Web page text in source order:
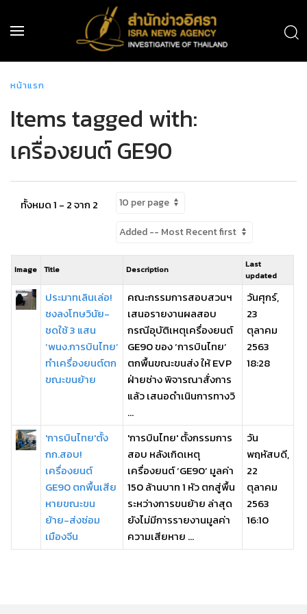
หน้าแรก
Items tagged with:
เครื่องยนต์ GE90
ทั้งหมด 1 - 2 จาก 2
Image Title Description
Last
updated
ประมาทเลินเล่อ!
ชงลงโทษวินัย-
ชดใช้ 3 แสน
‘พนง.การบินไทย’
ทำเครื่องยนต์ตก
ขณะขนย้าย
คณะกรรมการสอบสวนฯ
เสนอรายงานผลสอบ
กรณีอุบัติเหตุเครื่องยนต์
GE90 ของ ‘การบินไทย’
ตกพื้นขณะขนส่ง ให้ EVP
ฝ่ายช่าง พิจารณาสั่งการ
แล้ว เสนอดำเนินการทางวิ
...
วันศุกร์,
23
ตุลาคม
2563
18:28
'การบินไทย'ตั้ง
กก.สอบ!
เครื่องยนต์
GE90 ตกพื้นเสีย
หายขณะขน
ย้าย-ส่งซ่อม
เมืองจีน
'การบินไทย' ตั้งกรรมการ
สอบ หลังเกิดเหตุ
เครื่องยนต์ ‘GE90’ มูลค่า
150 ล้านบาท 1 หัว ตกสู่พื้น
ระหว่างการขนย้าย ล่าสุด
ยังไม่มีการรายงานมูลค่า
ความเสียหาย ...
วัน
พฤหัสบดี,
22
ตุลาคม
2563
16:10